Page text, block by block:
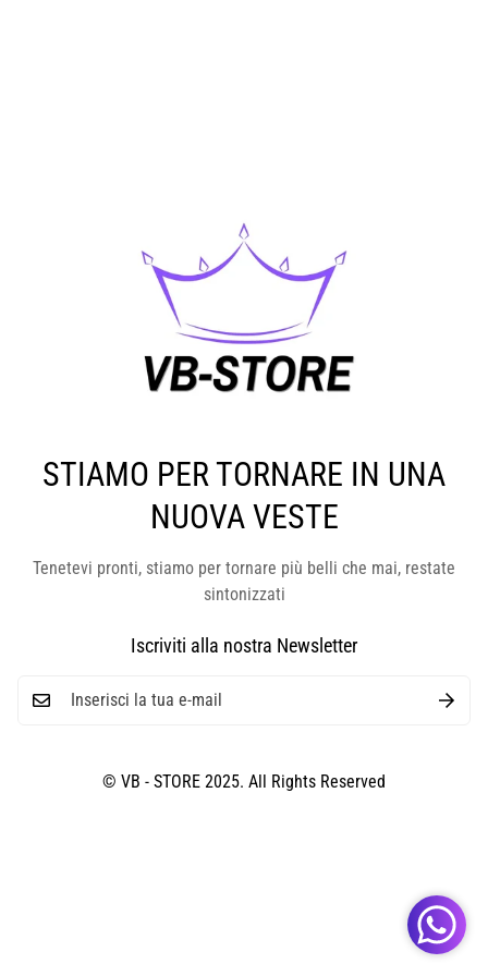
STIAMO PER TORNARE IN UNA
NUOVA VESTE
Tenetevi pronti, stiamo per tornare più belli che mai, restate
sintonizzati
Iscriviti alla nostra Newsletter
© VB - STORE 2025. All Rights Reserved